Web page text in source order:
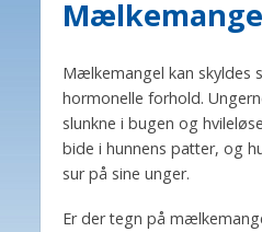
Mælkemangel kan skyldes
hormonelle forhold.
slunkne i bugen og
bide i hunnens patter, og
sur på sine unger.
Er der tegn på